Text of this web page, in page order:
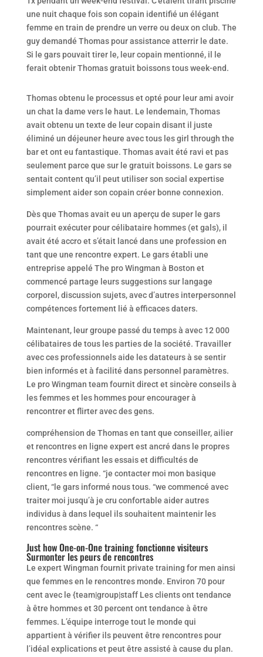
une nuit chaque fois son copain identifié un élégant
femme en train de prendre un verre ou deux on club. The
guy demandé Thomas pour assistance atterrir le date.
Si le gars pouvait tirer le, leur copain mentionné, il le
ferait obtenir Thomas gratuit boissons tous week-end.
Thomas obtenu le processus et opté pour leur ami avoir
un chat la dame vers le haut. Le lendemain, Thomas
avait obtenu un texte de leur copain disant il juste
éliminé un déjeuner heure avec tous les girl through the
bar et ont eu fantastique. Thomas avait été ravi et pas
seulement parce que sur le gratuit boissons. Le gars se
sentait content qu’il peut utiliser son social expertise
simplement aider son copain créer bonne connexion.
Dès que Thomas avait eu un aperçu de super le gars
pourrait exécuter pour célibataire hommes (et gals), il
avait été accro et s’était lancé dans une profession en
tant que une rencontre expert. Le gars établi une
entreprise appelé The pro Wingman à Boston et
commencé partage leurs suggestions sur langage
corporel, discussion sujets, avec d’autres interpersonnel
compétences fortement lié à efficaces daters.
Maintenant, leur groupe passé du temps à avec 12 000
célibataires de tous les parties de la société. Travailler
avec ces professionnels aide les datateurs à se sentir
bien informés et à facilité dans personnel paramètres.
Le pro Wingman team fournit direct et sincère conseils à
les femmes et les hommes pour encourager à
rencontrer et flirter avec des gens.
compréhension de Thomas en tant que conseiller, ailier
et rencontres en ligne expert est ancré dans le propres
rencontres vérifiant les essais et difficultés de
rencontres en ligne. “je contacter moi mon basique
client, “le gars informé nous tous. “we commencé avec
traiter moi jusqu’à je cru confortable aider autres
individus à dans lequel ils souhaitent maintenir les
rencontres scène. “
Just how One-on-One training fonctionne visiteurs
Surmonter les peurs de rencontres
Le expert Wingman fournit private training for men ainsi
que femmes en le rencontres monde. Environ 70 pour
cent avec le {team|group|staff Les clients ont tendance
à être hommes et 30 percent ont tendance à être
femmes. L’équipe interroge tout le monde qui
appartient à vérifier ils peuvent être rencontres pour
l’idéal explications et peut être assisté à cause du plan.